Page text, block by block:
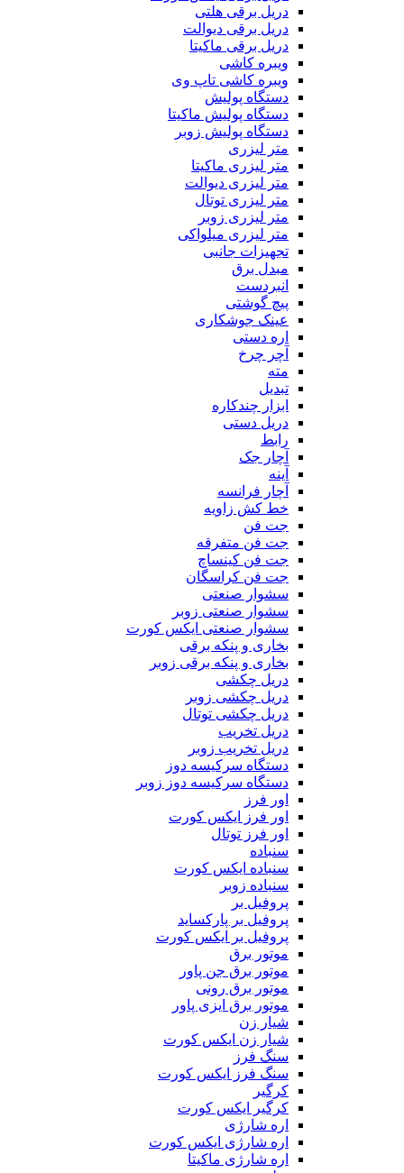
دریل برقی هلتی
دریل برقی دیوالت
دریل برقی ماکیتا
ویبره کاشی
ویبره کاشی تاپ وی
دستگاه پولیش
دستگاه پولیش ماکیتا
دستگاه پولیش زوبر
متر لیزری
متر لیزری ماکیتا
متر لیزری دیوالت
متر لیزری توتال
متر لیزری زوبر
متر لیزری میلواکی
تجهیزات جانبی
مبدل برق
انبردست
پیچ گوشتی
عینک جوشکاری
اره دستی
آچر چرخ
مته
تبدیل
ابزار چندکاره
دریل دستی
رابط
آچار جک
آینه
آچار فرانسه
خط کش زاویه
جت فن
جت فن متفرقه
جت فن کینساچ
جت فن کراسگان
سشوار صنعتی
سشوار صنعتی زوبر
سشوار صنعتی ایکس کورت
بخاری و پنکه برقی
بخاری و پنکه برقی زوبر
دریل چکشی
دریل چکشی زوبر
دریل چکشی توتال
دریل تخریب
دریل تخریب زوبر
دستگاه سرکیسه دوز
دستگاه سرکیسه دوز زوبر
اور فرز
اور فرز ایکس کورت
اور فرز توتال
سنباده
سنباده ایکس کورت
سنباده زوبر
پروفیل بر
پروفیل بر پارکساید
پروفیل بر ایکس کورت
موتور برق
موتور برق جن پاور
موتور برق رونی
موتور برق ایزی پاور
شیار زن
شیار زن ایکس کورت
سنگ فرز
سنگ فرز ایکس کورت
کرگیر
کرگیر ایکس کورت
اره شارژی
اره شارژی ایکس کورت
اره شارژی ماکیتا